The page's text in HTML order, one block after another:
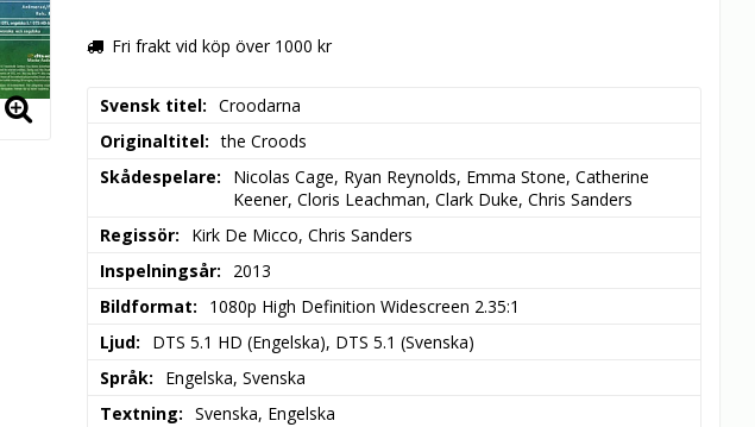
Fri frakt vid köp över 1000 kr
Svensk titel
Croodarna
Originaltitel
the Croods
Skådespelare
Nicolas Cage, Ryan Reynolds, Emma Stone, Catherine
Keener, Cloris Leachman, Clark Duke, Chris Sanders
Regissör
Kirk De Micco, Chris Sanders
Inspelningsår
2013
Bildformat
1080p High Definition Widescreen 2.35:1
Ljud
DTS 5.1 HD (Engelska), DTS 5.1 (Svenska)
Språk
Engelska, Svenska
Textning
Svenska, Engelska